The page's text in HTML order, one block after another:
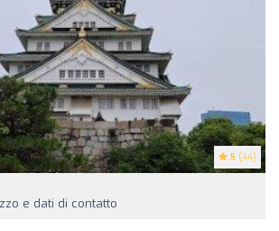
5 (44)
e dati di contatto